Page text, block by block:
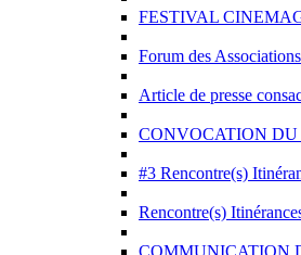
FESTIVAL
Forum des Associations
Article de presse
CONVOCATION
#3 Rencontre(s)
Rencontre(s)
COMMUNICATION